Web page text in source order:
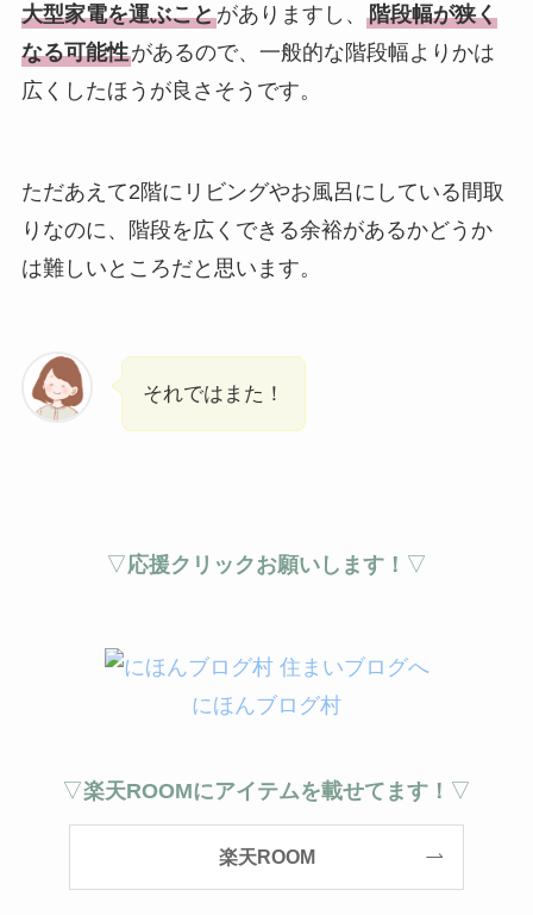
大型家電を運ぶことがありますし、 階段幅が狭く
なる可能性があるので、一般的な階段幅よりかは
広くしたほうが良さそうです。
ただあえて2階にリビングやお風呂にしている間取
りなのに、階段を広くできる余裕があるかどうか
は難しいところだと思います。
それではまた！
▽応援クリックお願いします！ ▽
にほんブログ村
▽楽天ROOMにアイテムを載せてます！ ▽
楽天ROOM